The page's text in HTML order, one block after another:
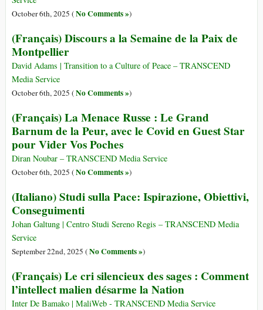
October 6th, 2025 (No Comments »)
(Français) Discours a la Semaine de la Paix de
Montpellier
David Adams | Transition to a Culture of Peace – TRANSCEND
Media Service
October 6th, 2025 (No Comments »)
(Français) La Menace Russe : Le Grand
Barnum de la Peur, avec le Covid en Guest Star
pour Vider Vos Poches
Diran Noubar – TRANSCEND Media Service
October 6th, 2025 (No Comments »)
(Italiano) Studi sulla Pace: Ispirazione, Obiettivi,
Conseguimenti
Johan Galtung | Centro Studi Sereno Regis – TRANSCEND Media
Service
September 22nd, 2025 (No Comments »)
(Français) Le cri silencieux des sages : Comment
l’intellect malien désarme la Nation
Inter De Bamako | MaliWeb - TRANSCEND Media Service